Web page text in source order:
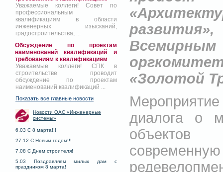
Уважаемые коллеги! Совет по
профессиональным
квалификациям в области
инженерных изысканий,
градостроительства, ...
Обсуждение по проектам
наименований квалификаций и
требованиям к квалификациям
Уважаемые коллеги! СПК в
строительстве проводит
обсуждение по проектам
наименований квалификаций ...
Показать все главные новости
Новости ОАС «Инженерные
системы»
6.03 С 8 марта!!!
27.12 С Новым годом!!!
7.08 С Днем строителя!
5.03 Поздравляем милых дам с
праздником 8 марта!
«Золотой
диалога о
объектов